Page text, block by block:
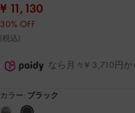
¥ 11,130
30% OFF
(税込)
なら月々¥ 3,710円
カラー: ブラック